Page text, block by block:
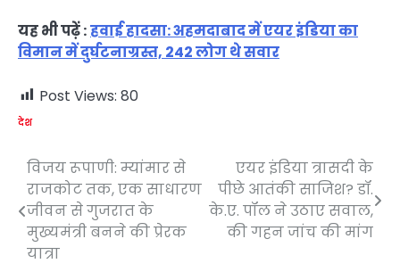
यह भी पढ़ें :हवाई हादसा: अहमदाबाद में एयर इंडिया का
विमान में दुर्घटनाग्रस्त, 242 लोग थे सवार
Post Views: 80
देश
Post
navigation
विजय रूपाणी: म्यांमार से
राजकोट तक, एक साधारण
जीवन से गुजरात के
मुख्यमंत्री बनने की प्रेरक
यात्रा
एयर इंडिया त्रासदी के
पीछे आतंकी साजिश? डॉ.
के.ए. पॉल ने उठाए सवाल,
की गहन जांच की मांग